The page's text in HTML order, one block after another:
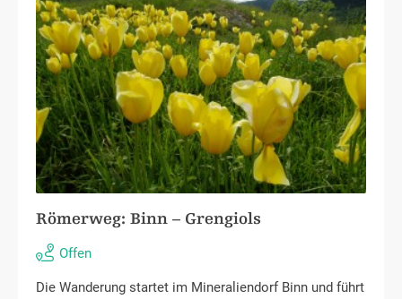
Römerweg: Binn – Grengiols
Offen
Die Wanderung startet im Mineraliendorf Binn und führt